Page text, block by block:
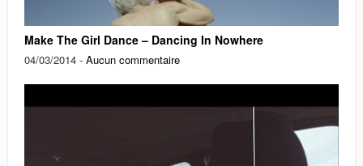
Make The Girl Dance – Dancing In Nowhere
04/03/2014 - Aucun commentaire